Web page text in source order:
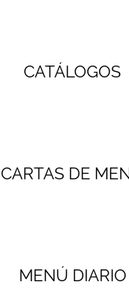
CATÁLOGOS
CARTAS DE
MENÚ DIARIO